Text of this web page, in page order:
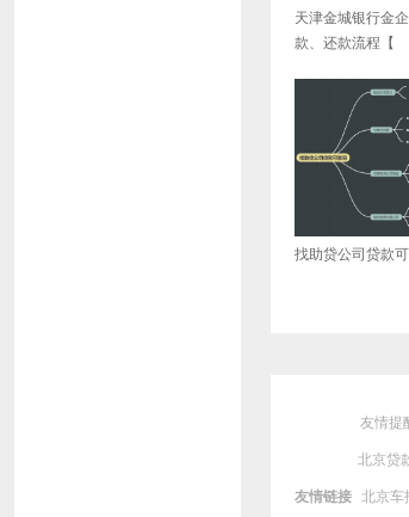
天津金城银行金
款、还款流程【
找助贷公司贷款
友情提
北京贷
友情链接 北京车